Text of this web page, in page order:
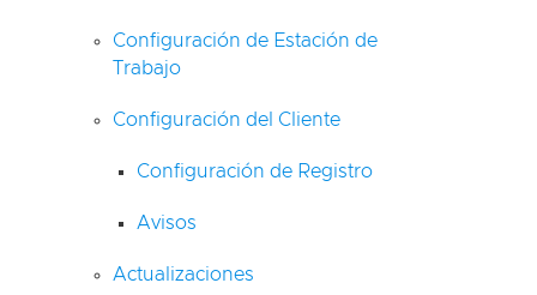
Configuración de Estación de
Trabajo
Configuración del Cliente
Configuración de Registro
Avisos
Actualizaciones